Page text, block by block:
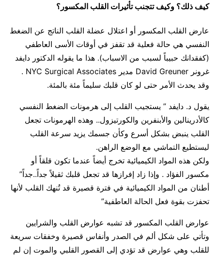
كيف ذلك؟ وكيف تتجنب تأثيرات القلب المكسور؟
عارض القلب المكسور أو اعتلال عضلة القلب الناتج عن الضغط
النفسي هي حالة فعلية قد تقفز في أوقات الأسى العاطفي
(كفقدانك حبيباً لسبب من الاسباب). هذا ما يقوله الدكتور دايفد
غرونر David Greuner مدير NYC Surgical Associates .
وقد يحدث الأمر حتى لو كان قلبك سليماً مئة بالمئة.
يقول د. دايفد ” يستجيب القلب إلى هرمونات الضغط النفسي
كالأدرينالين والأبنفرين والكورتيزول.. وهذه الهرمونات تجعل
القلب ينبض بشكل أسرع وكأن جسمك يزيد سرعة القلب
ليستطيع التماشي مع الوضع الراهن.
ولكن هذه المواد الكيميائية تخرج أيضاً عندما تكون قلقاً أو
مكسور الفؤاد . وإذا زاد إفرازها قد تجعل قلبك ثقيلاً جداً..جداً”
أطنان من المواد الكيميائية في فترة قصيرة قد تُنهك القلب لأنها
تحفزت بقوة فعل الحالة العاطفية”
عوارض القلب المكسور قد تشبه عوارض القلب والشرايين
وتأتي على شكل ألم في الصدر وأنفاس قصيرة وخفقات سريعة
للقلب وهي عوارض قد تؤدي إلى القصور القلبي والموت إن لم